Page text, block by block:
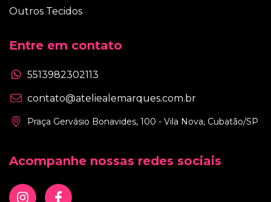
Outros Tecidos
Entre em contato
5513982302113
contato@ateliealemarques.com.br
Praça Gervásio Bonavides, 100 - Vila Nova, Cubatão/SP
Acompanhe nossas redes sociais